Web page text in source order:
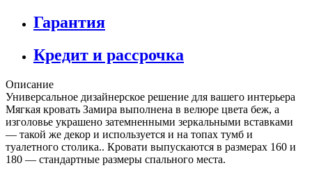
Гарантия
Кредит и рассрочка
Описание
Универсальное дизайнерское решение для вашего интерьера
Мягкая кровать Замира выполнена в велюре цвета беж, а
изголовье украшено затемненными зеркальными вставками
— такой же декор и используется и на топах тумб и
туалетного столика.. Кровати выпускаются в размерах 160 и
180 — стандартные размеры спального места.